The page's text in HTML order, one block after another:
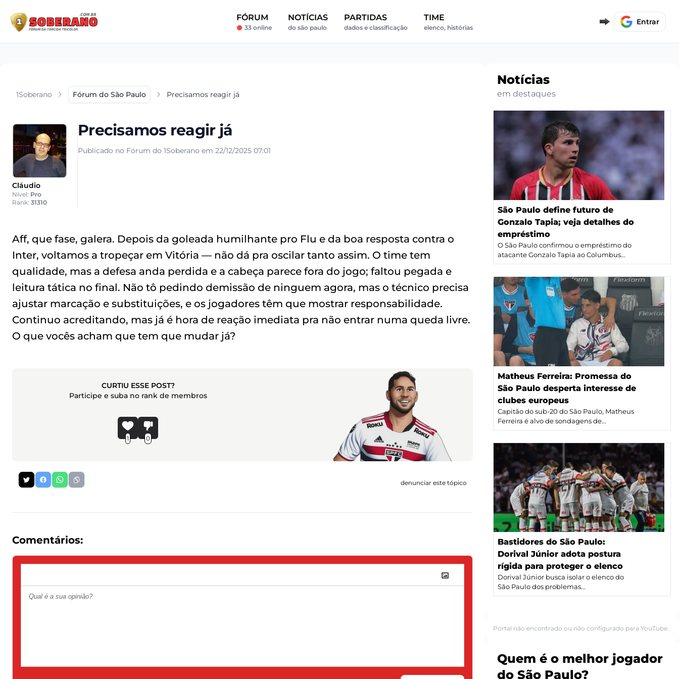
FÓRUM
33 online
NOTÍCIAS
do são paulo
PARTIDAS
dados e classificação
TIME
elenco, histórias
Entrar
1Soberano Fórum do São Paulo Precisamos reagir já
Cláudio
Nível: Pro
Rank: 31310
Precisamos reagir já
Publicado no Fórum do 1Soberano em 22/12/2025 07:01
Aff, que fase, galera. Depois da goleada humilhante pro Flu e da boa resposta contra o
Inter, voltamos a tropeçar em Vitória — não dá pra oscilar tanto assim. O time tem
qualidade, mas a defesa anda perdida e a cabeça parece fora do jogo; faltou pegada e
leitura tática no final. Não tô pedindo demissão de ninguem agora, mas o técnico precisa
ajustar marcação e substituições, e os jogadores têm que mostrar responsabilidade.
Continuo acreditando, mas já é hora de reação imediata pra não entrar numa queda livre.
O que vocês acham que tem que mudar já?
CURTIU ESSE POST?
Participe e suba no rank de membros
1 0
denunciar este tópico
Comentários:
Notícias
em destaques
São Paulo define futuro de
Gonzalo Tapia; veja detalhes do
empréstimo
O São Paulo confirmou o empréstimo do
atacante Gonzalo Tapia ao Columbus...
Matheus Ferreira: Promessa do
São Paulo desperta interesse de
clubes europeus
Capitão do sub-20 do São Paulo, Matheus
Ferreira é alvo de sondagens de...
Bastidores do São Paulo:
Dorival Júnior adota postura
rígida para proteger o elenco
Dorival Júnior busca isolar o elenco do
São Paulo dos problemas...
Portal não encontrado ou não configurado para YouTube.
Quem é o melhor jogador
do São Paulo?